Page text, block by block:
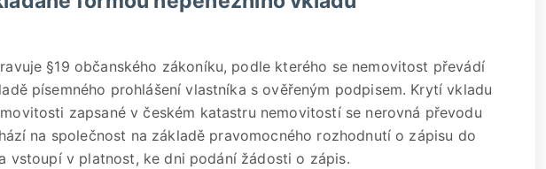
§19 občanského zákoníku, podle kterého se nemovitost převádí
písemného prohlášení vlastníka s ověřeným podpisem. Krytí vkladu
zapsané v českém katastru nemovitostí se nerovná převodu
na společnost na základě pravomocného rozhodnutí o zápisu do
vstoupí v platnost, ke dni podání žádosti o zápis.